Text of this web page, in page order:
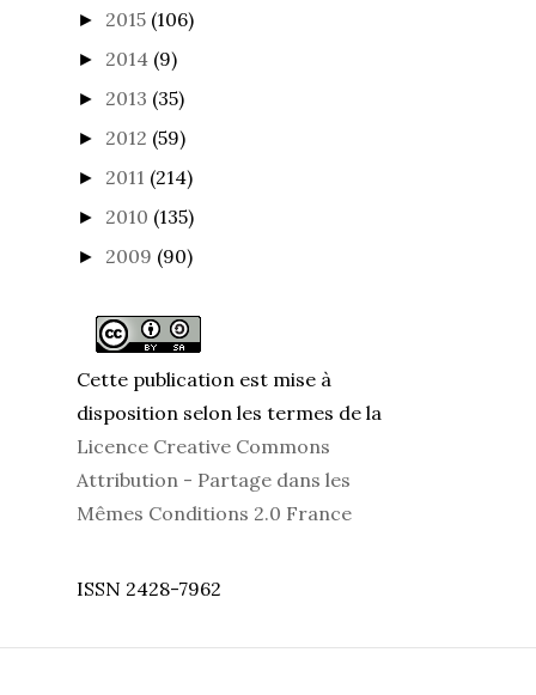
► 2015 (106)
► 2014 (9)
► 2013 (35)
► 2012 (59)
► 2011 (214)
► 2010 (135)
► 2009 (90)
Cette publication est mise à
disposition selon les termes de la
Licence Creative Commons
Attribution - Partage dans les
Mêmes Conditions 2.0 France
ISSN 2428-7962